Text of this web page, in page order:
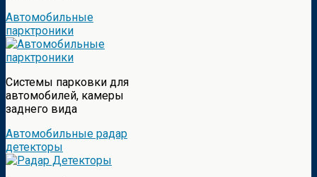
Автомобильные
парктроники
Системы парковки для
автомобилей, камеры
заднего вида
Автомобильные радар
детекторы